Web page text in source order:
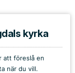
kyrka
att föreslå en
när du vill.